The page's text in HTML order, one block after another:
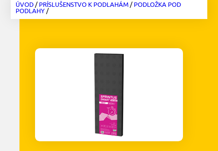
ÚVOD/PRÍSLUŠENSTVO K PODLAHÁM/PODLOŽKA POD
PODLAHY/